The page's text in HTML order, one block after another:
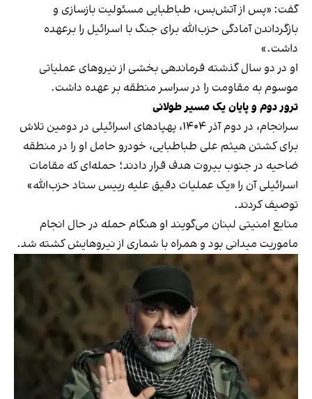
گفت: «پس از آتش‌بس، طباطبایی مسئولیت بازسازی و
بازگرداندن آمادگی حزب‌الله برای جنگ با اسرائیل را برعهده
داشت.»
او در دو سال گذشته فرماندهی بخشی از نیروهای عملیاتی
موسوم به مقاومت را در سراسر منطقه بر عهده داشت.
ترور دوم و پایان یک مسیر طولانی
سرانجام، در دوم آذر ۱۴۰۴، پهپادهای اسرائیلی در دومین تلاش
برای کشتن هیثم علی طباطبایی، خودرو حامل او را در منطقه
ضاحیه در جنوب بیروت هدف قرار دادند؛ حمله‌ای که مقامات
اسرائیلی آن را «یک عملیات دقیق علیه رییس ستاد حزب‌الله»
توصیف کردند.
منابع امنیتی لبنان می‌گویند او هنگام حمله در حال انجام
ماموریت میدانی بود و همراه با شماری از نیروهایش کشته شد.